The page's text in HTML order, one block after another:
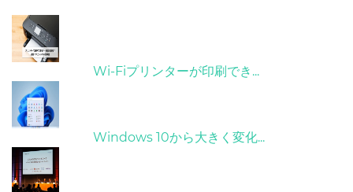
Wi-Fiプリンターが印刷でき...
Windows 10から大きく変化...